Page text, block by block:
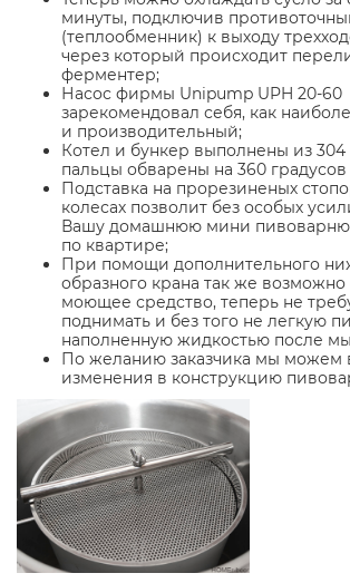
минуты, подключив
(теплообменник) к выходу
через который происходит
ферментер;
Насос фирмы Unipump UPH 20-60
зарекомендовал себя, как
и производительный;
Котел и бункер выполнены из
пальцы обварены на 360
Подставка на прорезиненых
колесах позволит без особых
Вашу домашнюю мини пивоварню
по квартире;
При помощи дополнительного
образного крана так же возможно
моющее средство, теперь не
поднимать и без того не легкую
наполненную жидкостью после
По желанию заказчика мы можем
изменения в конструкцию